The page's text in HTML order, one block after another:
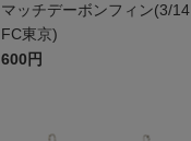
マッチデーボンフィン(3/14
FC東京)
600円